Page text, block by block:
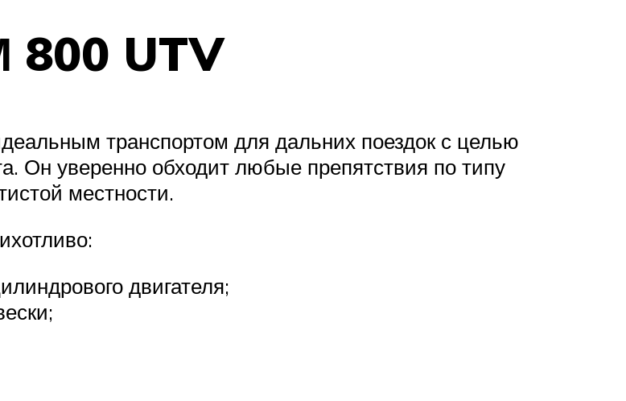
800 UTV
транспортом для дальних поездок с целью
Он уверенно обходит любые препятствия по типу
местности.
двигателя;